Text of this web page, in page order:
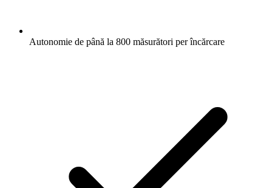
Autonomie de până la 800 măsurători per încărcare